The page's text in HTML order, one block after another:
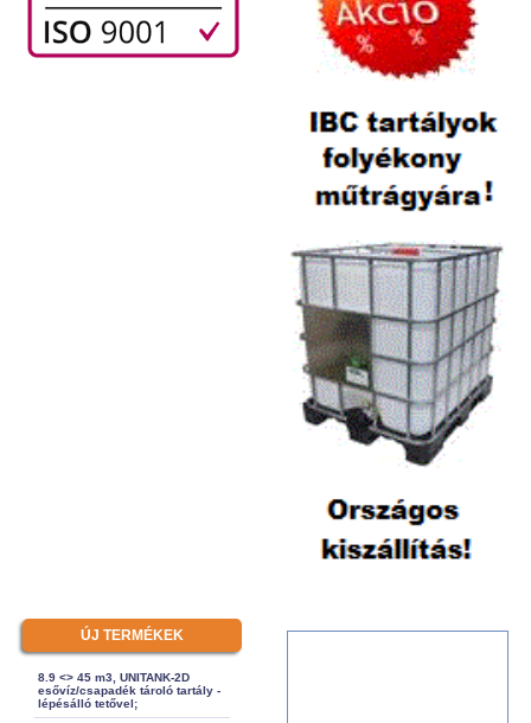
ÚJ TERMÉKEK
8.9 <> 45 m3, UNITANK-2D
esővíz/csapadék tároló tartály -
lépésálló tetővel;